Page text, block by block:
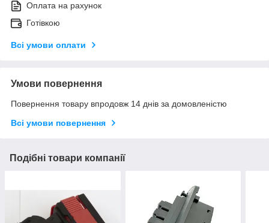
Оплата на рахунок
Готівкою
Всі умови оплати
Умови повернення
Повернення товару впродовж 14 днів за домовленістю
Всі умови повернення
Подібні товари компанії